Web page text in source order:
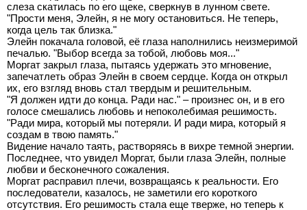
слеза скатилась по его щеке, сверкнув в лунном свете.
"Прости меня, Элейн, я не могу остановиться. Не теперь,
когда цель так близка."
Элейн покачала головой, её глаза наполнились неизмеримой
печалью. "Выбор всегда за тобой, любовь моя..."
Моргат закрыл глаза, пытаясь удержать это мгновение,
запечатлеть образ Элейн в своем сердце. Когда он открыл
их, его взгляд вновь стал твердым и решительным.
"Я должен идти до конца. Ради нас." – произнес он, и в его
голосе смешались любовь и непоколебимая решимость.
"Ради мира, который мы потеряли. И ради мира, который я
создам в твою память."
Видение начало таять, растворяясь в вихре темной энергии.
Последнее, что увидел Моргат, были глаза Элейн, полные
любви и бесконечного сожаления.
Моргат расправил плечи, возвращаясь к реальности. Его
последователи, казалось, не заметили его короткого
отсутствия. Его решимость стала еще тверже, но теперь к